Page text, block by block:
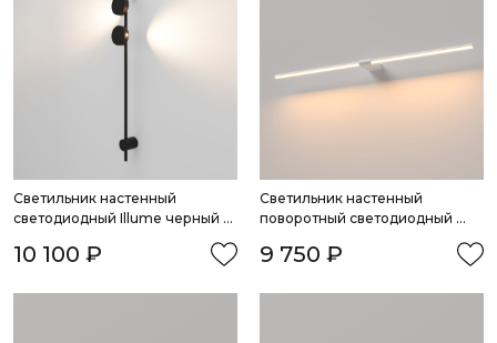
Cветильник настенный
светодиодный Illume черный
10 100 ₽
Светильник настенный
поворотный светодиодный
9 750 ₽